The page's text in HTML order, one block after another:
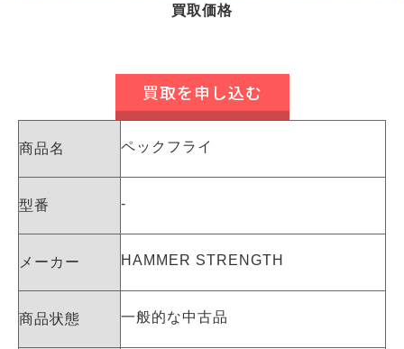
買取価格
買取を申し込む
商品名 ペックフライ
型番 -
メーカー HAMMER STRENGTH
商品状態 一般的な中古品